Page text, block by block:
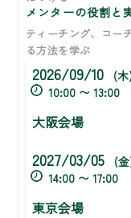
メンターの役割と
ティーチング、コー
る方法を学ぶ
2026/09/10
(
10:00 〜 13:00
大阪会場
2027/03/05
(
14:00 〜 17:00
東京会場